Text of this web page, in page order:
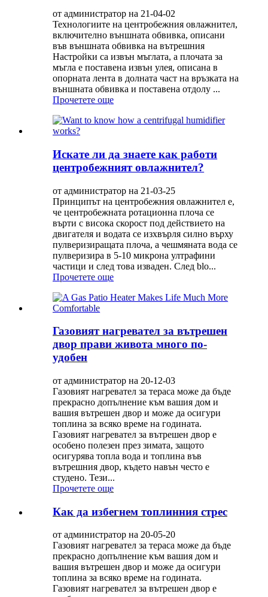
от администратор на 21-04-02
Технологиите на центробежния овлажнител,
включително външната обвивка, описани
във външната обвивка на вътрешния
Настройки са извън мъглата, а плочата за
мъгла е поставена извън улея, описана в
опорната лента в долната част на връзката на
външната обвивка и поставена отдолу ...
Прочетете още
Искате ли да знаете как работи
центробежният овлажнител?
от администратор на 21-03-25
Принципът на центробежния овлажнител е,
че центробежната ротационна плоча се
върти с висока скорост под действието на
двигателя и водата се изхвърля силно върху
пулверизиращата плоча, а чешмяната вода се
пулверизира в 5-10 микрона ултрафини
частици и след това изваден. След blo...
Прочетете още
Газовият нагревател за вътрешен
двор прави живота много по-
удобен
от администратор на 20-12-03
Газовият нагревател за тераса може да бъде
прекрасно допълнение към вашия дом и
вашия вътрешен двор и може да осигури
топлина за всяко време на годината.
Газовият нагревател за вътрешен двор е
особено полезен през зимата, защото
осигурява топла вода и топлина във
вътрешния двор, където навън често е
студено. Тези...
Прочетете още
Как да избегнем топлинния стрес
от администратор на 20-05-20
Газовият нагревател за тераса може да бъде
прекрасно допълнение към вашия дом и
вашия вътрешен двор и може да осигури
топлина за всяко време на годината.
Газовият нагревател за вътрешен двор е